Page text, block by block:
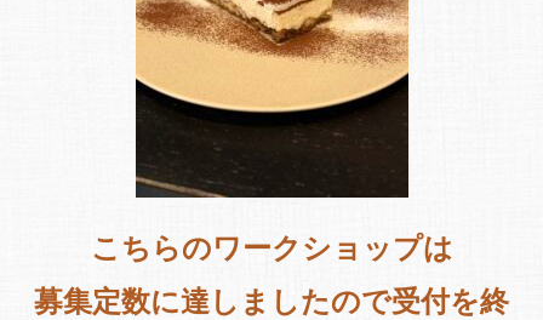
こちらのワークショップは
募集定数に達しましたので受付を終